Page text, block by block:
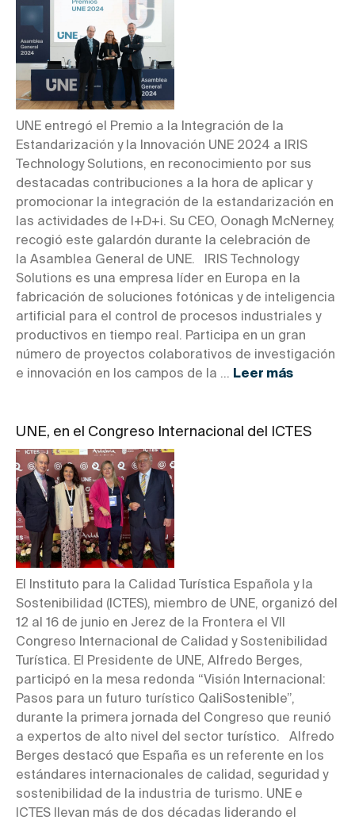
UNE entregó el Premio a la Integración de la
Estandarización y la Innovación UNE 2024 a IRIS
Technology Solutions, en reconocimiento por sus
destacadas contribuciones a la hora de aplicar y
promocionar la integración de la estandarización en
las actividades de I+D+i. Su CEO, Oonagh McNerney,
recogió este galardón durante la celebración de
la Asamblea General de UNE. IRIS Technology
Solutions es una empresa líder en Europa en la
fabricación de soluciones fotónicas y de inteligencia
artificial para el control de procesos industriales y
productivos en tiempo real. Participa en un gran
número de proyectos colaborativos de investigación
e innovación en los campos de la ... Leer más
UNE, en el Congreso Internacional del ICTES
El Instituto para la Calidad Turística Española y la
Sostenibilidad (ICTES), miembro de UNE, organizó del
12 al 16 de junio en Jerez de la Frontera el VII
Congreso Internacional de Calidad y Sostenibilidad
Turística. El Presidente de UNE, Alfredo Berges,
participó en la mesa redonda “Visión Internacional:
Pasos para un futuro turístico QaliSostenible”,
durante la primera jornada del Congreso que reunió
a expertos de alto nivel del sector turístico. Alfredo
Berges destacó que España es un referente en los
estándares internacionales de calidad, seguridad y
sostenibilidad de la industria de turismo. UNE e
ICTES llevan más de dos décadas liderando el